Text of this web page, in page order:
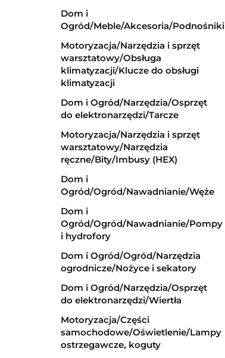
Dom i
Ogród/Meble/Akcesoria/Podnośniki
Motoryzacja/Narzędzia i sprzęt
warsztatowy/Obsługa
klimatyzacji/Klucze do obsługi
klimatyzacji
Dom i Ogród/Narzędzia/Osprzęt
do elektronarzędzi/Tarcze
Motoryzacja/Narzędzia i sprzęt
warsztatowy/Narzędzia
ręczne/Bity/Imbusy (HEX)
Dom i
Ogród/Ogród/Nawadnianie/Węże
Dom i
Ogród/Ogród/Nawadnianie/Pompy
i hydrofory
Dom i Ogród/Ogród/Narzędzia
ogrodnicze/Nożyce i sekatory
Dom i Ogród/Narzędzia/Osprzęt
do elektronarzędzi/Wiertła
Motoryzacja/Części
samochodowe/Oświetlenie/Lampy
ostrzegawcze, koguty